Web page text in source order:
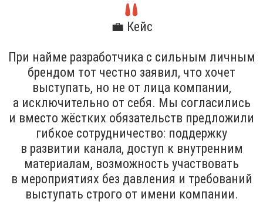
💼 Кейс
При найме разработчика с сильным личным
брендом тот честно заявил, что хочет
выступать, но не от лица компании,
а исключительно от себя. Мы согласились
и вместо жёстких обязательств предложили
гибкое сотрудничество: поддержку
в развитии канала, доступ к внутренним
материалам, возможность участвовать
в мероприятиях без давления и требований
выступать строго от имени компании.